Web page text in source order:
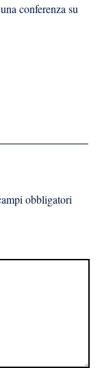
conferenza su
obbligatori